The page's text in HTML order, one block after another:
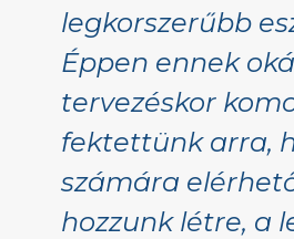
legkorszerűbb
Éppen ennek
tervezéskor
fektettünk arra,
számára
hozzunk létre, a